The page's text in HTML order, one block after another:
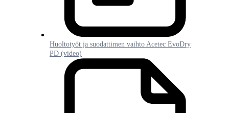
Huoltotyöt ja suodattimen vaihto Acetec EvoDry
PD (video)